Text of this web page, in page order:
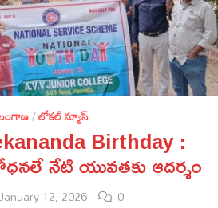
/లోకల్ న్యూస్
Birthday :
నేటి యువతకు ఆదర్శం
12, 2026 0